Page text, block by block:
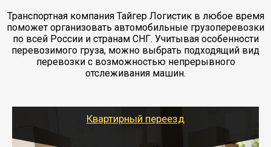
Транспортная компания Тайгер Логистик в любое время
поможет организовать автомобильные грузоперевозки
по всей России и странам СНГ. Учитывая особенности
перевозимого груза, можно выбрать подходящий вид
перевозки с возможностью непрерывного
отслеживания машин.
Квартирный переезд